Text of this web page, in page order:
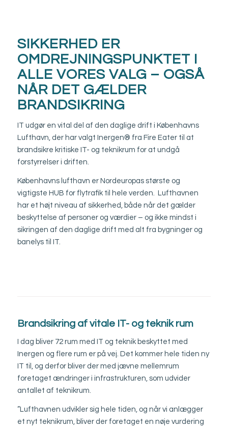
SIKKERHED ER
OMDREJNINGSPUNKTET I
ALLE VORES VALG – OGSÅ
NÅR DET GÆLDER
BRANDSIKRING
IT udgør en vital del af den daglige drift i Københavns
Lufthavn, der har valgt Inergen® fra Fire Eater til at
brandsikre kritiske IT- og teknikrum for at undgå
forstyrrelser i driften.
Københavns lufthavn er Nordeuropas største og
vigtigste HUB for flytrafik til hele verden. Lufthavnen
har et højt niveau af sikkerhed, både når det gælder
beskyttelse af personer og værdier – og ikke mindst i
sikringen af den daglige drift med alt fra bygninger og
banelys til IT.
Brandsikring af vitale IT- og teknik rum
I dag bliver 72 rum med IT og teknik beskyttet med
Inergen og flere rum er på vej. Det kommer hele tiden ny
IT til, og derfor bliver der med jævne mellemrum
foretaget ændringer i infrastrukturen, som udvider
antallet af teknikrum.
”Lufthavnen udvikler sig hele tiden, og når vi anlægger
et nyt teknikrum, bliver der foretaget en nøje vurdering